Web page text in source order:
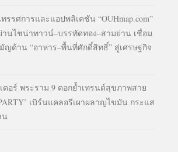
รรศการและแอปพลิเคชัน “OUHmap.com”
นไชน่าทาวน์–บรรทัดทอง–สามย่าน เชื่อม
ญด้าน “อาหาร–พื้นที่ศักดิ์สิทธิ์” สู่เศรษฐกิจ
ตอร์ พระราม 9 ตอกย้ำเทรนด์สุขภาพสาย
เบิร์นแคลอรีเผาผลาญไขมัน กระแส
น